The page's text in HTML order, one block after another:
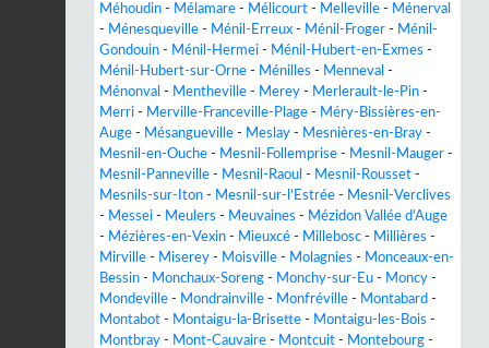
Méhoudin - Mélamare - Mélicourt - Melleville - Ménerval
- Ménesqueville - Ménil-Erreux - Ménil-Froger - Ménil-
Gondouin - Ménil-Hermei - Ménil-Hubert-en-Exmes -
Ménil-Hubert-sur-Orne - Ménilles - Menneval -
Ménonval - Mentheville - Merey - Merlerault-le-Pin -
Merri - Merville-Franceville-Plage - Méry-Bissières-en-
Auge - Mésangueville - Meslay - Mesnières-en-Bray -
Mesnil-en-Ouche - Mesnil-Follemprise - Mesnil-Mauger -
Mesnil-Panneville - Mesnil-Raoul - Mesnil-Rousset -
Mesnils-sur-Iton - Mesnil-sur-l'Estrée - Mesnil-Verclives
- Messei - Meulers - Meuvaines - Mézidon Vallée d'Auge
- Mézières-en-Vexin - Mieuxcé - Millebosc - Millières -
Mirville - Miserey - Moisville - Molagnies - Monceaux-en-
Bessin - Monchaux-Soreng - Monchy-sur-Eu - Moncy -
Mondeville - Mondrainville - Monfréville - Montabard -
Montabot - Montaigu-la-Brisette - Montaigu-les-Bois -
Montbray - Mont-Cauvaire - Montcuit - Montebourg -